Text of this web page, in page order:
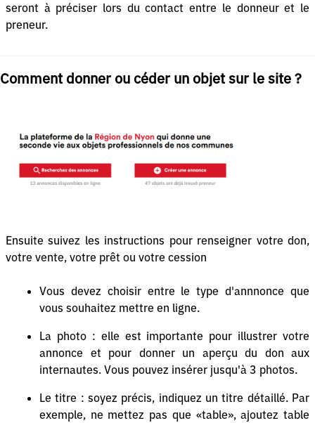
seront à préciser lors du contact entre le donneur et le
preneur.
Comment donner ou céder un objet sur le site ?
Ensuite suivez les instructions pour renseigner votre don,
votre vente, votre prêt ou votre cession
Vous devez choisir entre le type d'annnonce que
vous souhaitez mettre en ligne.
La photo : elle est importante pour illustrer votre
annonce et pour donner un aperçu du don aux
internautes. Vous pouvez insérer jusqu'à 3 photos.
Le titre : soyez précis, indiquez un titre détaillé. Par
exemple, ne mettez pas que «table», ajoutez table